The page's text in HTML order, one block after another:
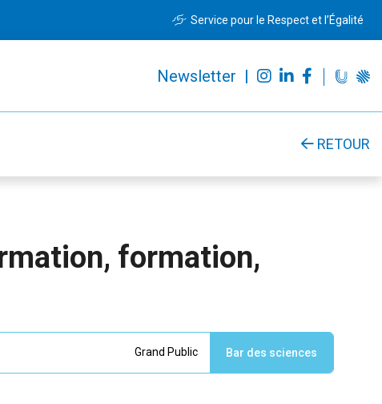
Service pour le Respect et l’Égalité
Newsletter |
RETOUR
formation,
Bar des sciences
Grand Public